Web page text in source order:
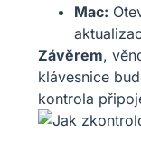
Mac:
Závěrem,
klávesnice
kontrola